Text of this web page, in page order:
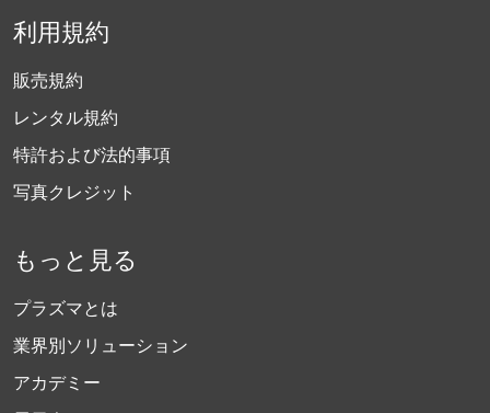
利用規約
販売規約
レンタル規約
特許および法的事項
写真クレジット
もっと見る
プラズマとは
業界別ソリューション
アカデミー